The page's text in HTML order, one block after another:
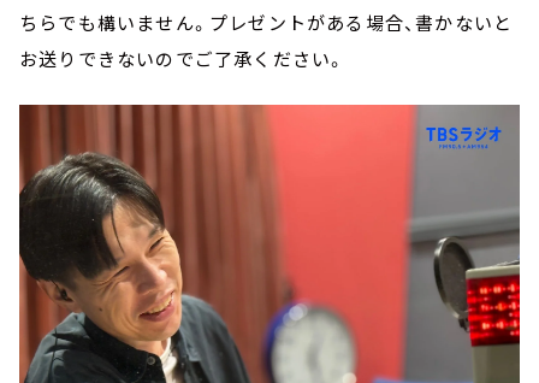
ちらでも構いません。プレゼントがある場合、書かないと
お送りできないのでご了承ください。